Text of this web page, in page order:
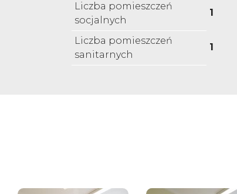
Liczba pomieszczeń
socjalnych
1
Liczba pomieszczeń
sanitarnych
1